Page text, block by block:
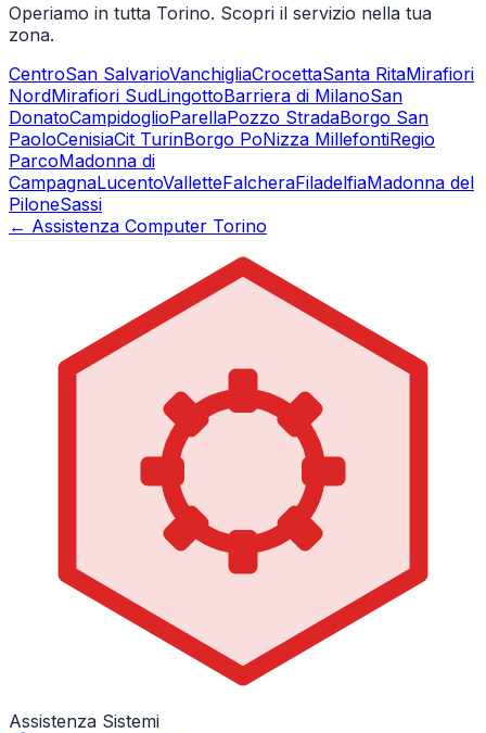
Operiamo in tutta Torino. Scopri il servizio nella tua
zona.
CentroSan SalvarioVanchigliaCrocettaSanta RitaMirafiori
NordMirafiori SudLingottoBarriera di MilanoSan
DonatoCampidoglioParellaPozzo StradaBorgo San
PaoloCenisiaCit TurinBorgo PoNizza MillefontiRegio
ParcoMadonna di
CampagnaLucentoValletteFalcheraFiladelfiaMadonna del
PiloneSassi
← Assistenza Computer Torino
Assistenza Sistemi